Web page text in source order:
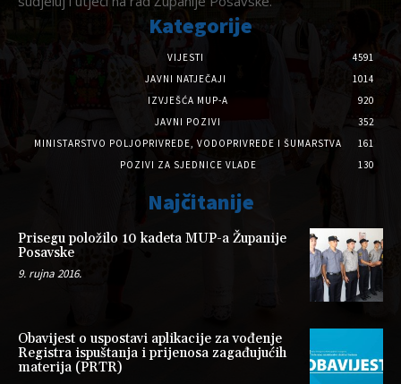
Kategorije
VIJESTI
4591
JAVNI NATJEČAJI
1014
IZVJEŠĆA MUP-A
920
JAVNI POZIVI
352
MINISTARSTVO POLJOPRIVREDE, VODOPRIVREDE I ŠUMARSTVA
161
POZIVI ZA SJEDNICE VLADE
130
Najčitanije
Prisegu položilo 10 kadeta MUP-a Županije
Posavske
9. rujna 2016.
Obavijest o uspostavi aplikacije za vođenje
Registra ispuštanja i prijenosa zagađujućih
materija (PRTR)